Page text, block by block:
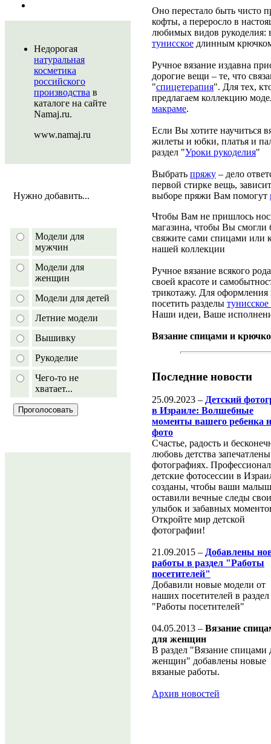
Недорогая
натуральная
косметика
российского
производства в
каталоге на сайте
Namaj.ru.
www.namaj.ru
Нужно добавить...
Модели для
мужчин
Модели для
женщин
Модели для детей
Летние модели
Вышивку
Рукоделие
Чего-то не
хватает...
Оно перестало быть чисто
кофты, а переросло в
любимых видов рукоделия:
тунисское длинным
Ручное вязание издавна
дорогие вещи – те, что
"спицетерапия". Для тех,
предлагаем коллекцию
макраме.
Если Вы хотите научиться
жилеты и юбки, платья и
раздел "Уроки рукоделия"
Выбрать пряжу – дело
первой стирке вещь,
выборе пряжи Вам помогут
Чтобы Вам не пришлось
магазина, чтобы Вы
свяжите сами спицами или
нашей коллекции
Ручное вязание всякого
своей красоте и
трикотажу. Для
посетить разделы тунисское
Наши идеи, Ваше
Вязание спицами и
Последние новости
25.09.2023 – Детский
в Израиле: Волшебные
моменты вашего ребенка
фото
Счастье, радость и
любовь детства
фотографиях.
детские фотосессии в
созданы, чтобы ваши
оставили вечные следы
улыбок и забавных
Откройте мир детской
фотографии!
21.09.2015 – Добавлены
работы в раздел "Работы
посетителей"
Добавили новые модели от
наших посетителей в раздел
"Работы посетителей"
04.05.2013 – Вязание
для женщин
В раздел "Вязание спицами
женщин" добавлены новые
вязаные работы.
Архив новостей